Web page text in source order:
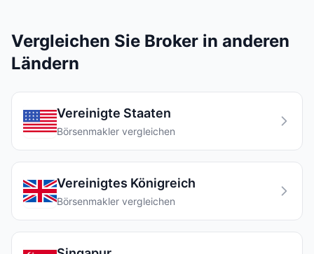
Vergleichen Sie Broker in anderen
Ländern
Vereinigte Staaten
Börsenmakler vergleichen
Vereinigtes Königreich
Börsenmakler vergleichen